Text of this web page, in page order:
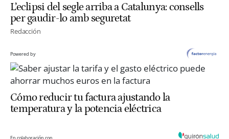
L’eclipsi del segle arriba a Catalunya: consells
per gaudir-lo amb seguretat
Redacción
Powered by
Cómo reducir tu factura ajustando la
temperatura y la potencia eléctrica